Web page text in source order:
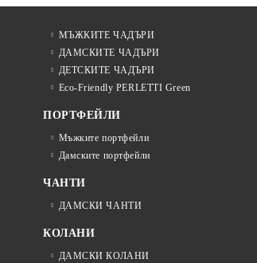
МЪЖКИТЕ ЧАДЪРИ
ДАМСКИТЕ ЧАДЪРИ
ДЕТСКИТЕ ЧАДЪРИ
Eco-Friendly PERLETTI Green
ПОРТФЕЙЛИ
Мъжките портфейли
Дамските портфейли
ЧАНТИ
ДАМСКИ ЧАНТИ
КОЛАНИ
ДАМСКИ КОЛАНИ